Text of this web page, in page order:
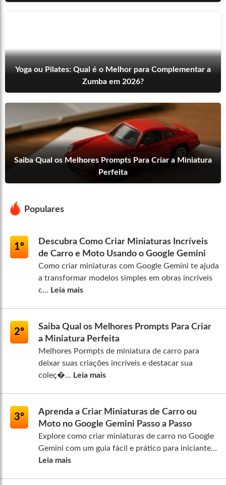
Yoga ou Pilates: Qual é o Melhor para Complementar a
Zumba em 2026?
Saiba Qual os Melhores Prompts Para Criar a Miniatura
Perfeita
Populares
1º
Descubra Como Criar Miniaturas Incríveis
de Carro e Moto Usando o Google Gemini
Como criar miniaturas com Google Gemini te ajuda
a transformar modelos simples em obras incríveis
c... Leia mais
2º
Saiba Qual os Melhores Prompts Para Criar
a Miniatura Perfeita
Melhores Pormpts de miniatura de carro para
deixar suas criações incríveis e destacar sua
coleç�... Leia mais
3º
Aprenda a Criar Miniaturas de Carro ou
Moto no Google Gemini Passo a Passo
Explore como criar miniaturas de carro no Google
Gemini com um guia fácil e prático para iniciante...
Leia mais